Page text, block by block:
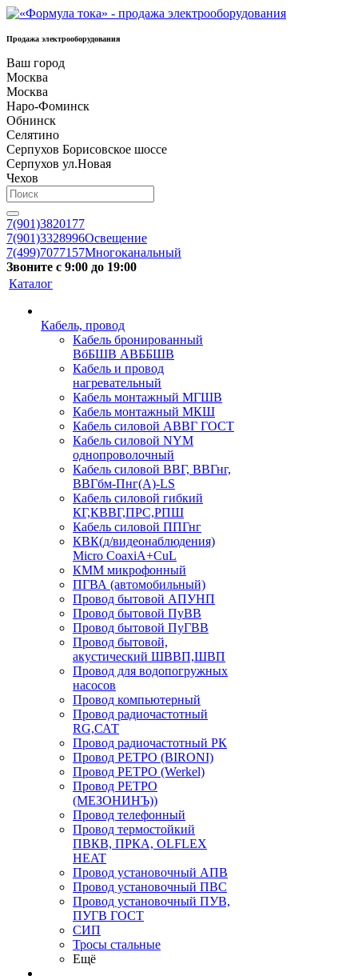
Продажа электрооборудования
Ваш город
Москва
Москва
Наро-Фоминск
Обнинск
Селятино
Серпухов Борисовское шоссе
Серпухов ул.Новая
Чехов
7(901)3820177
7(901)3328996Освещение
7(499)7077157Многоканальный
Звоните с 9:00 до 19:00
Каталог
Кабель, провод
Кабель бронированный
ВбБШВ АВББШВ
Кабель и провод
нагревательный
Кабель монтажный МГШВ
Кабель монтажный МКШ
Кабель силовой АВВГ ГОСТ
Кабель силовой NYM
однопроволочный
Кабель силовой ВВГ, ВВГнг,
ВВГбм-Пнг(А)-LS
Кабель силовой гибкий
КГ,КВВГ,ПРС,РПШ
Кабель силовой ППГнг
КВК(д/видеонаблюдения)
Micro CoaxiA+CuL
КММ микрофонный
ПГВА (автомобильный)
Провод бытовой АПУНП
Провод бытовой ПуВВ
Провод бытовой ПуГВВ
Провод бытовой,
акустический ШВВП,ШВП
Провод для водопогружных
насосов
Провод компьютерный
Провод радиочастотный
RG,САТ
Провод радиочастотный РК
Провод РЕТРО (BIRONI)
Провод РЕТРО (Werkel)
Провод РЕТРО
(МЕЗОНИНЪ))
Провод телефонный
Провод термостойкий
ПВКВ, ПРКА, OLFLEX
HEAT
Провод установочный АПВ
Провод установочный ПВС
Провод установочный ПУВ,
ПУГВ ГОСТ
СИП
Тросы стальные
Ещё